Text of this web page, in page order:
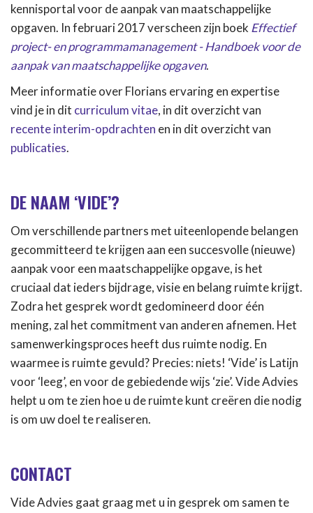
kennisportal voor de aanpak van maatschappelijke
opgaven. In februari 2017 verscheen zijn boek Effectief
project- en programmamanagement - Handboek voor de
aanpak van maatschappelijke opgaven.
Meer informatie over Florians ervaring en expertise
vind je in dit curriculum vitae, in dit overzicht van
recente interim-opdrachten en in dit overzicht van
publicaties.
DE NAAM ‘VIDE’?
Om verschillende partners met uiteenlopende belangen
gecommitteerd te krijgen aan een succesvolle (nieuwe)
aanpak voor een maatschappelijke opgave, is het
cruciaal dat ieders bijdrage, visie en belang ruimte krijgt.
Zodra het gesprek wordt gedomineerd door één
mening, zal het commitment van anderen afnemen. Het
samenwerkingsproces heeft dus ruimte nodig. En
waarmee is ruimte gevuld? Precies: niets! ‘Vide’ is Latijn
voor ‘leeg’, en voor de gebiedende wijs ‘zie’. Vide Advies
helpt u om te zien hoe u de ruimte kunt creëren die nodig
is om uw doel te realiseren.
CONTACT
Vide Advies gaat graag met u in gesprek om samen te